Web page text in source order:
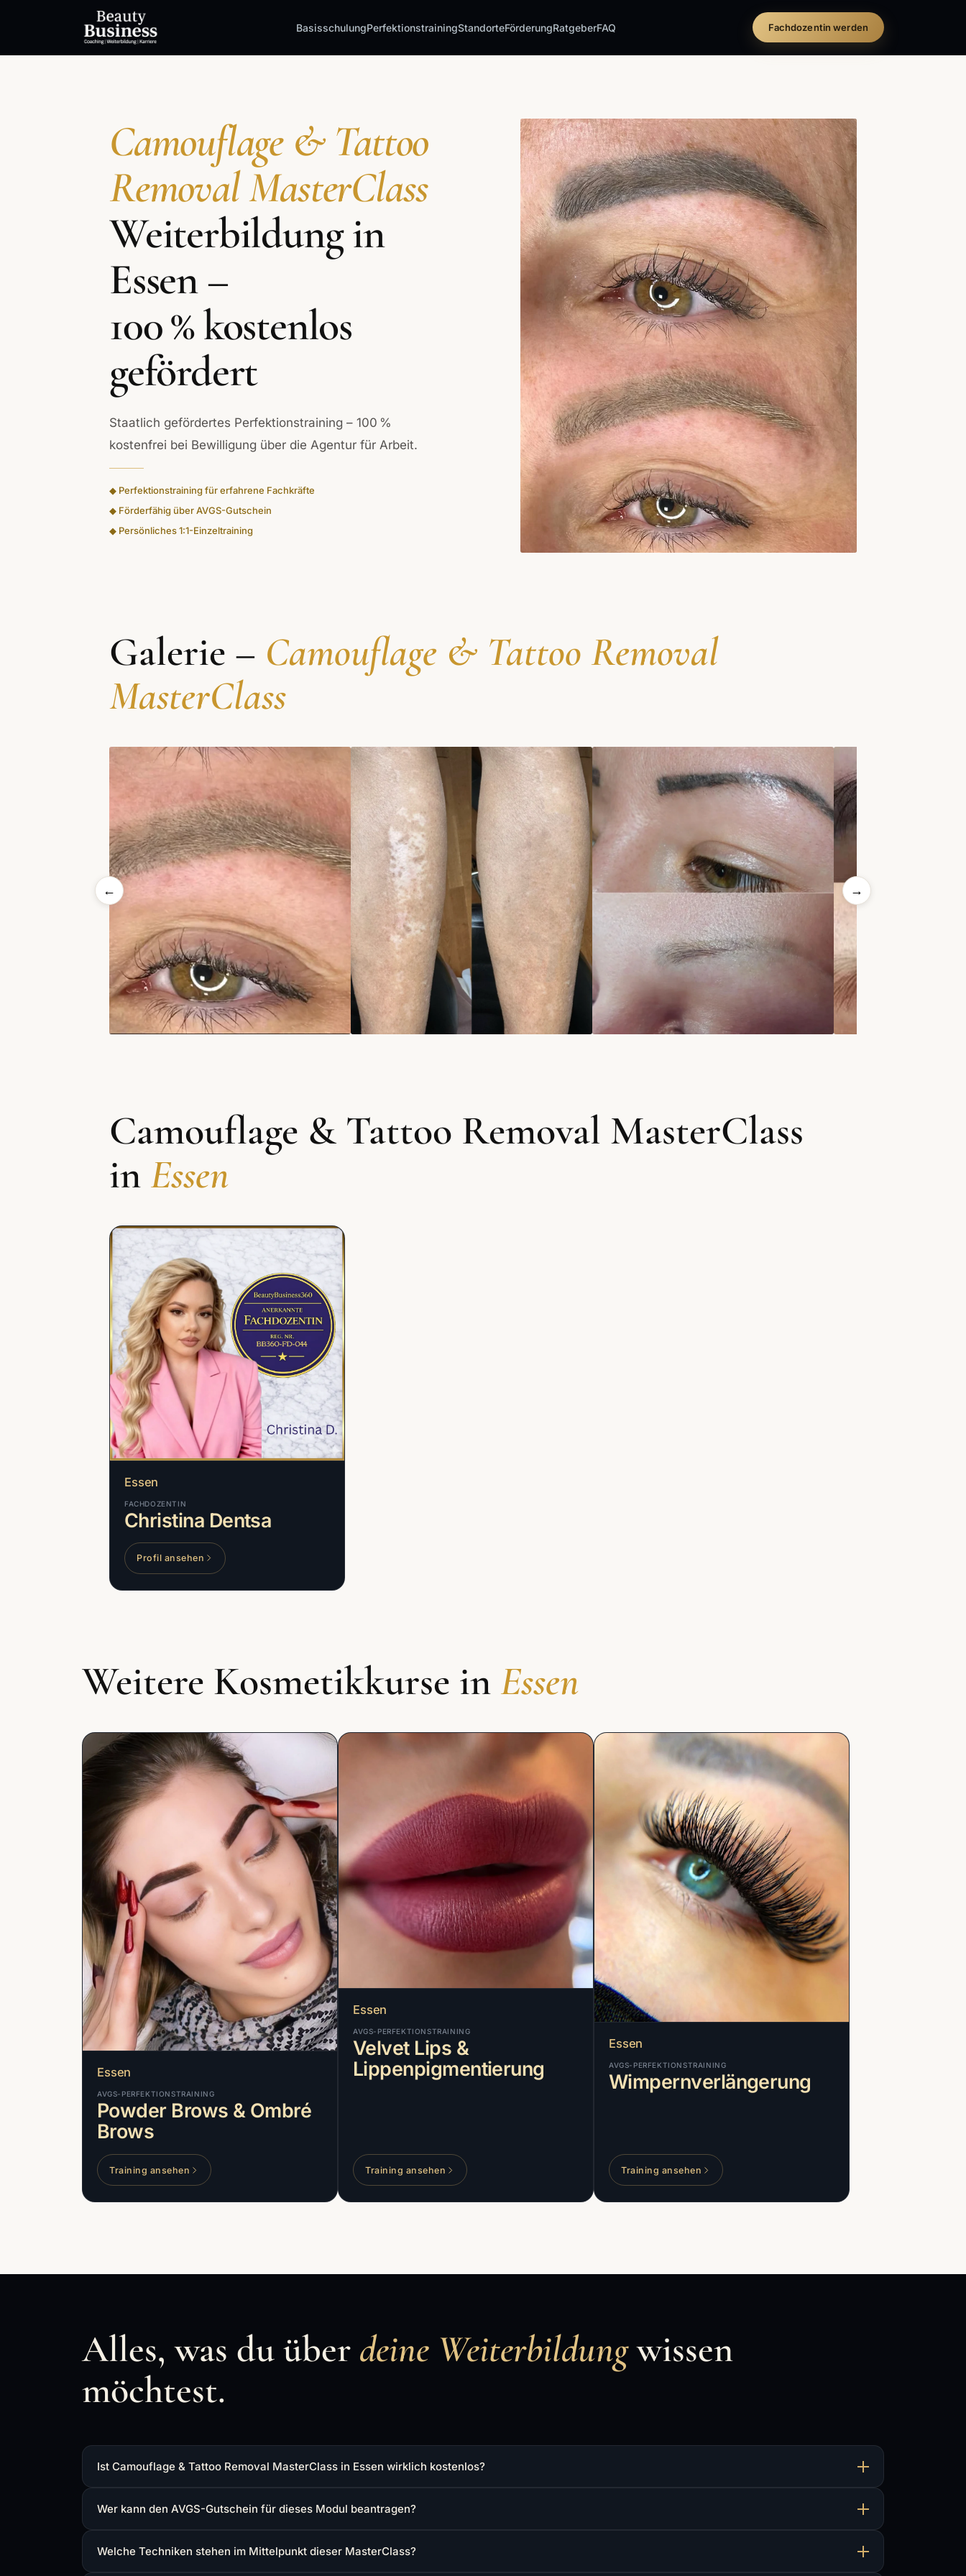
BasisschulungPerfektionstrainingStandorteFörderungRatgeberFAQ Fachdozentin werden
Camouflage & Tattoo
Removal MasterClass
Weiterbildung in
Essen –
100 % kostenlos
gefördert
Staatlich gefördertes Perfektionstraining – 100 %
kostenfrei bei Bewilligung über die Agentur für Arbeit.
◆ Perfektionstraining für erfahrene Fachkräfte
◆ Förderfähig über AVGS-Gutschein
◆ Persönliches 1:1-Einzeltraining
Galerie – Camouflage & Tattoo Removal
MasterClass
← →
Camouflage & Tattoo Removal MasterClass
in Essen
Essen
FACHDOZENTIN
Christina Dentsa
Profil ansehen
Weitere Kosmetikkurse in Essen
Essen
AVGS-PERFEKTIONSTRAINING
Powder Brows & Ombré
Brows
Training ansehen
Essen
AVGS-PERFEKTIONSTRAINING
Velvet Lips &
Lippenpigmentierung
Training ansehen
Essen
AVGS-PERFEKTIONSTRAINING
Wimpernverlängerung
Training ansehen
Alles, was du über deine Weiterbildungwissen
möchtest.
Ist Camouflage & Tattoo Removal MasterClass in Essen wirklich kostenlos?
Wer kann den AVGS-Gutschein für dieses Modul beantragen?
Welche Techniken stehen im Mittelpunkt dieser MasterClass?